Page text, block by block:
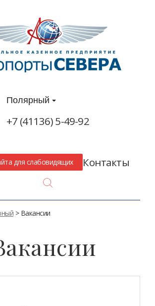
Полярный
+7 (41136) 5-49-92
для слабовидящих Контакты
> Вакансии